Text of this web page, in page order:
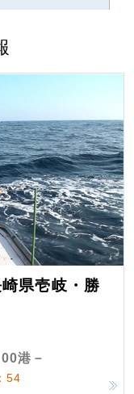
県壱岐・勝
港－
54